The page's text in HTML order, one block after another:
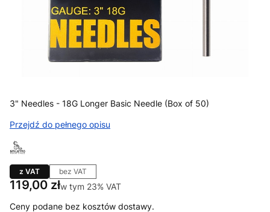
3" Needles - 18G Longer Basic Needle (Box of 50)
Przejdź do pełnego opisu
z VAT bez VAT
Cena
119,00 złw tym 23% VAT
w tym 23% VAT
Ceny podane bez kosztów dostawy.